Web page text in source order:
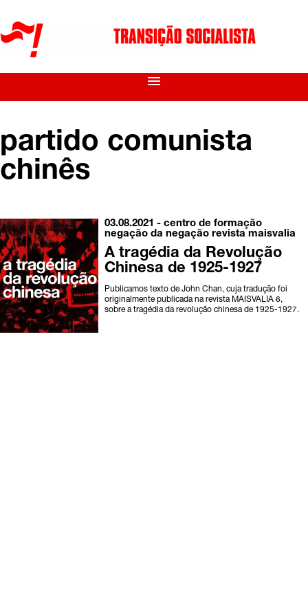
menu
partido comunista
chinês
03.08.2021 -centro de formação
negação da negação revista maisvalia
A tragédia da Revolução
Chinesa de 1925-1927
Publicamos texto de John Chan, cuja tradução foi
originalmente publicada na revista MAISVALIA 6,
sobre a tragédia da revolução chinesa de 1925-1927.